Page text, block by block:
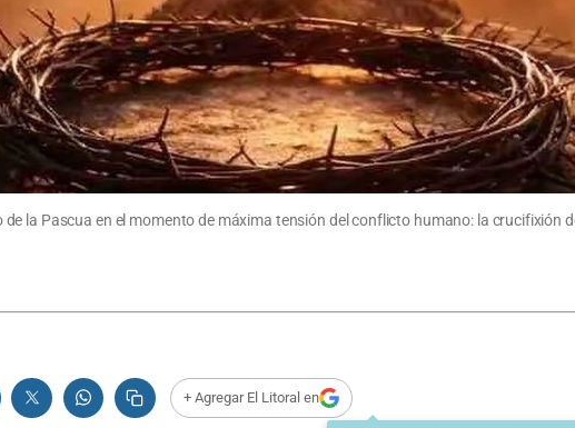
la Pascua en el momento de máxima tensión del conflicto humano: la
+ Agregar El Litoral en